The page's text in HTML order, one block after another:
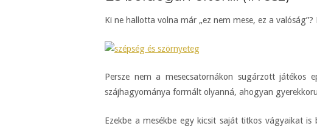
Ki ne hallotta volna már „ez nem mese, ez a
Persze nem a mesecsatornákon sugárzott játékos
szájhagyománya formált olyanná, ahogyan
Ezekbe a mesékbe egy kicsit saját titkos vágyaikat